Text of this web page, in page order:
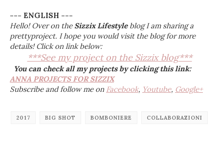
--- ENGLISH ---
Hello! Over on the Sizzix Lifestyle blog I am sharing a
prettyproject. I hope you would visit the blog for more
details! Click on link below:
***See my project on the Sizzix blog***
You can check all my projects by clicking this link:
ANNA PROJECTS FOR SIZZIX
Subscribe and follow me on Facebook, Youtube, Google+
2017 BIG SHOT BOMBONIERE COLLABORAZIONI